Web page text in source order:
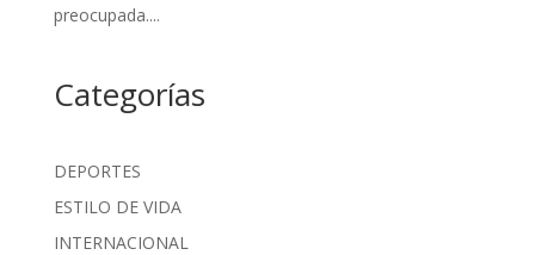
preocupada....
Categorías
DEPORTES
ESTILO DE VIDA
INTERNACIONAL